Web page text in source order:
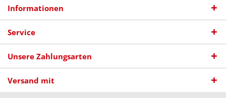
Informationen
Service
Unsere Zahlungsarten
Versand mit